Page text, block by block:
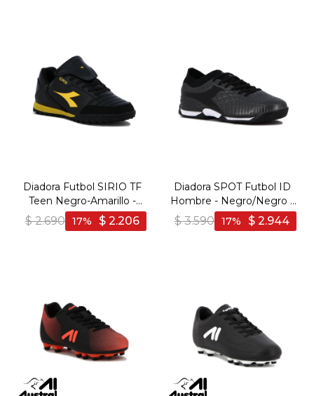
Diadora Futbol SIRIO TF
Teen Negro-Amarillo -
Negro-Amarillo
$ 2.690 $ 2.206
17
Diadora SPOT Futbol ID
Hombre - Negro/Negro -
Negro-Negro
$ 3.590 $ 2.944
17